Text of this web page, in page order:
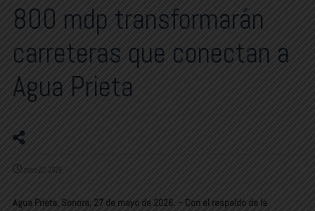
800 mdp transformarán
carreteras que conectan a
Agua Prieta
mayo 27, 2026
Agua Prieta, Sonora; 27 de mayo de 2026. – Con el respaldo de la